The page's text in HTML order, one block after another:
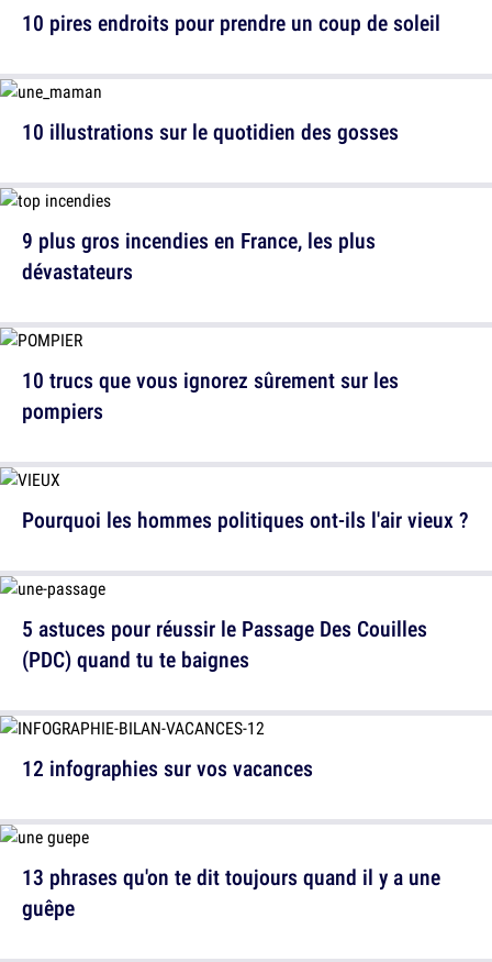
10 pires endroits pour prendre un coup de soleil
9 plus gros incendies en France, les plus
dévastateurs
Pourquoi les hommes politiques ont-ils l'air vieux ?
12 infographies sur vos vacances
10 illustrations sur le quotidien des gosses
10 trucs que vous ignorez sûrement sur les
pompiers
5 astuces pour réussir le Passage Des Couilles
(PDC) quand tu te baignes
13 phrases qu'on te dit toujours quand il y a une
guêpe